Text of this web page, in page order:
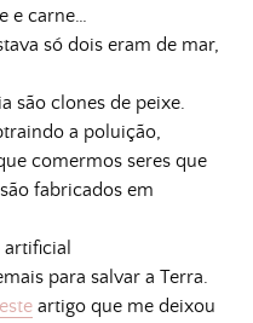
e carne…
só dois eram de mar,
são clones de peixe.
a poluição,
comermos seres que
fabricados em
para salvar a Terra.
este artigo que me deixou